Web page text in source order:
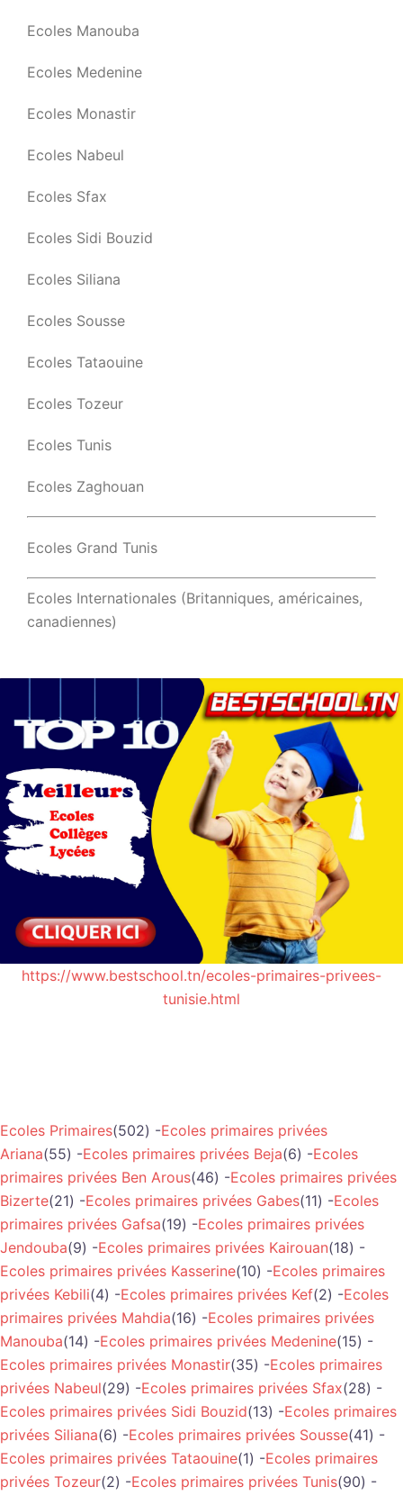
Ecoles Manouba
Ecoles Medenine
Ecoles Monastir
Ecoles Nabeul
Ecoles Sfax
Ecoles Sidi Bouzid
Ecoles Siliana
Ecoles Sousse
Ecoles Tataouine
Ecoles Tozeur
Ecoles Tunis
Ecoles Zaghouan
Ecoles Grand Tunis
Ecoles Internationales (Britanniques, américaines,
canadiennes)
https://www.bestschool.tn/ecoles-primaires-privees-
tunisie.html
Ecoles Primaires(502) -Ecoles primaires privées
Ariana(55) -Ecoles primaires privées Beja(6) -Ecoles
primaires privées Ben Arous(46) -Ecoles primaires privées
Bizerte(21) -Ecoles primaires privées Gabes(11) -Ecoles
primaires privées Gafsa(19) -Ecoles primaires privées
Jendouba(9) -Ecoles primaires privées Kairouan(18) -
Ecoles primaires privées Kasserine(10) -Ecoles primaires
privées Kebili(4) -Ecoles primaires privées Kef(2) -Ecoles
primaires privées Mahdia(16) -Ecoles primaires privées
Manouba(14) -Ecoles primaires privées Medenine(15) -
Ecoles primaires privées Monastir(35) -Ecoles primaires
privées Nabeul(29) -Ecoles primaires privées Sfax(28) -
Ecoles primaires privées Sidi Bouzid(13) -Ecoles primaires
privées Siliana(6) -Ecoles primaires privées Sousse(41) -
Ecoles primaires privées Tataouine(1) -Ecoles primaires
privées Tozeur(2) -Ecoles primaires privées Tunis(90) -